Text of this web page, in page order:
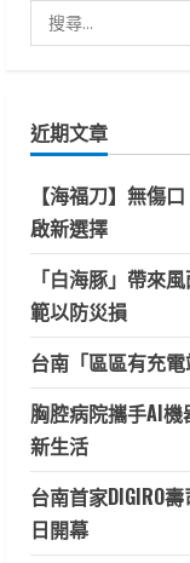
尋
字:
近期文章
【海福刀】無傷
啟新選擇
「白海豚」帶來
範以防災損
台南「區區有充
胸腔病院攜手AI機
新生活
台南首家DIGIRO
日開幕